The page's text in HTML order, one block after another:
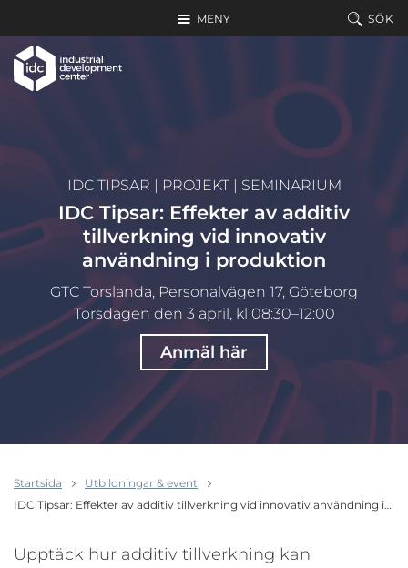
MENY SÖK
IDC TIPSAR | PROJEKT| SEMINARIUM
IDC Tipsar: Effekter av additiv
tillverkning vid innovativ
användning i produktion
GTC Torslanda, Personalvägen 17, Göteborg
Torsdagen den 3 april, kl 08:30–12:00
Anmäl här
Startsida
Utbildningar & event
IDC Tipsar: Effekter av additiv tillverkning vid innovativ användning i…
Upptäck hur additiv tillverkning kan